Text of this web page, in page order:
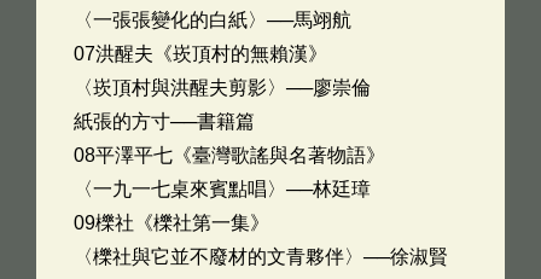
〈一張張變化的白紙〉──馬翊航
07洪醒夫《崁頂村的無賴漢》
〈崁頂村與洪醒夫剪影〉──廖崇倫
紙張的方寸──書籍篇
08平澤平七《臺灣歌謠與名著物語》
〈一九一七桌來賓點唱〉──林廷璋
09櫟社《櫟社第一集》
〈櫟社與它並不廢材的文青夥伴〉──徐淑賢